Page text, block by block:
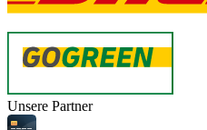
Unsere Partner